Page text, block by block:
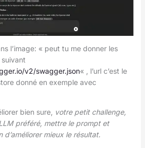
l’image: « peut tu me donner les
v2/swagger.json« , l’url c’est le
donné en exemple avec
bien sure, votre petit challenge,
préféré, mettre le prompt et
d’améliorer mieux le résultat.